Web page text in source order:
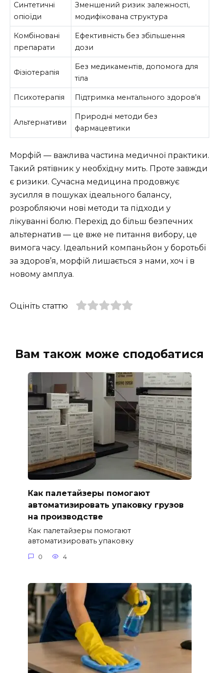
Синтетичні
опіоїди
Зменшений ризик залежності,
модифікована структура
Комбіновані
препарати
Ефективність без збільшення
дози
Фізіотерапія
Без медикаментів, допомога для
тіла
Психотерапія Підтримка ментального здоров’я
Альтернативи
Природні методи без
фармацевтики
Морфій — важлива частина медичної практики.
Такий рятівник у необхідну мить. Проте завжди
є ризики. Сучасна медицина продовжує
зусилля в пошуках ідеального балансу,
розробляючи нові методи та підходи у
лікуванні болю. Перехід до більш безпечних
альтернатив — це вже не питання вибору, це
вимога часу. Ідеальний компаньйон у боротьбі
за здоров’я, морфій лишається з нами, хоч і в
новому амплуа.
Оцініть статтю
Вам також може сподобатися
Как палетайзеры помогают
автоматизировать упаковку грузов
на производстве
Как палетайзеры помогают
автоматизировать упаковку
0 4